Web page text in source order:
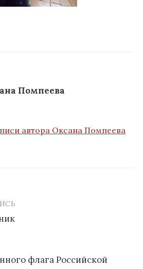
Помпеева
автора Оксана Помпеева
флага Российской